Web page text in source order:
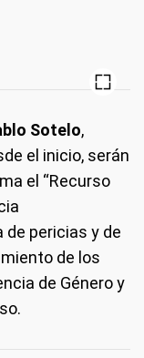
Sotelo,
el inicio, serán
el “Recurso
de pericias y de
de los
de Género y